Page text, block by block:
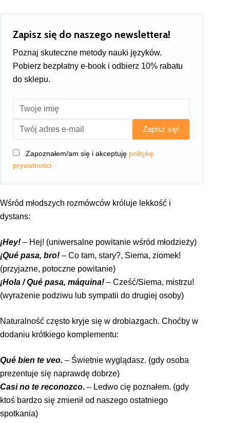
Zapisz się do naszego newslettera!
Poznaj skuteczne metody nauki języków.
Pobierz bezpłatny e-book i odbierz 10% rabatu
do sklepu.
Zapisz się!
Zapoznałem/am się i akceptuję politykę
prywatności
Wśród młodszych rozmówców króluje lekkość i
dystans:
¡Hey! – Hej! (uniwersalne powitanie wśród młodzieży)
¡Qué pasa, bro! – Co tam, stary?, Siema, ziomek!
(przyjazne, potoczne powitanie)
¡Hola / Qué pasa, máquina! – Cześć/Siema, mistrzu!
(wyrażenie podziwu lub sympatii do dru­giej osoby)
Naturalność często kryje się w drobiazgach. Choćby w
dodaniu krótkiego komplementu:
Qué bien te veo. – Świetnie wyglądasz. (gdy osoba
prezentuje się naprawdę dobrze)
Casi no te reconozco. – Ledwo cię poznałem. (gdy
ktoś bardzo się zmienił od naszego ostat­niego
spotkania)